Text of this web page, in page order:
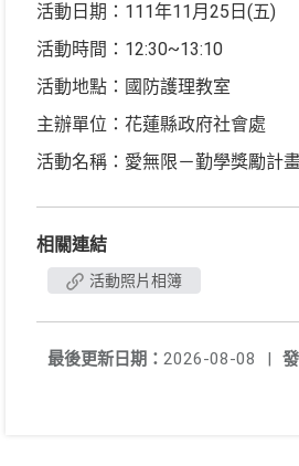
活動日期：111年11月25日(五)
活動時間：12:30~13:10
活動地點：國防護理教室
主辦單位：花蓮縣政府社會處
活動名稱：愛無限－勤學獎勵計
相關連結
活動照片相簿
最後更新日期： 2026-08-08
|